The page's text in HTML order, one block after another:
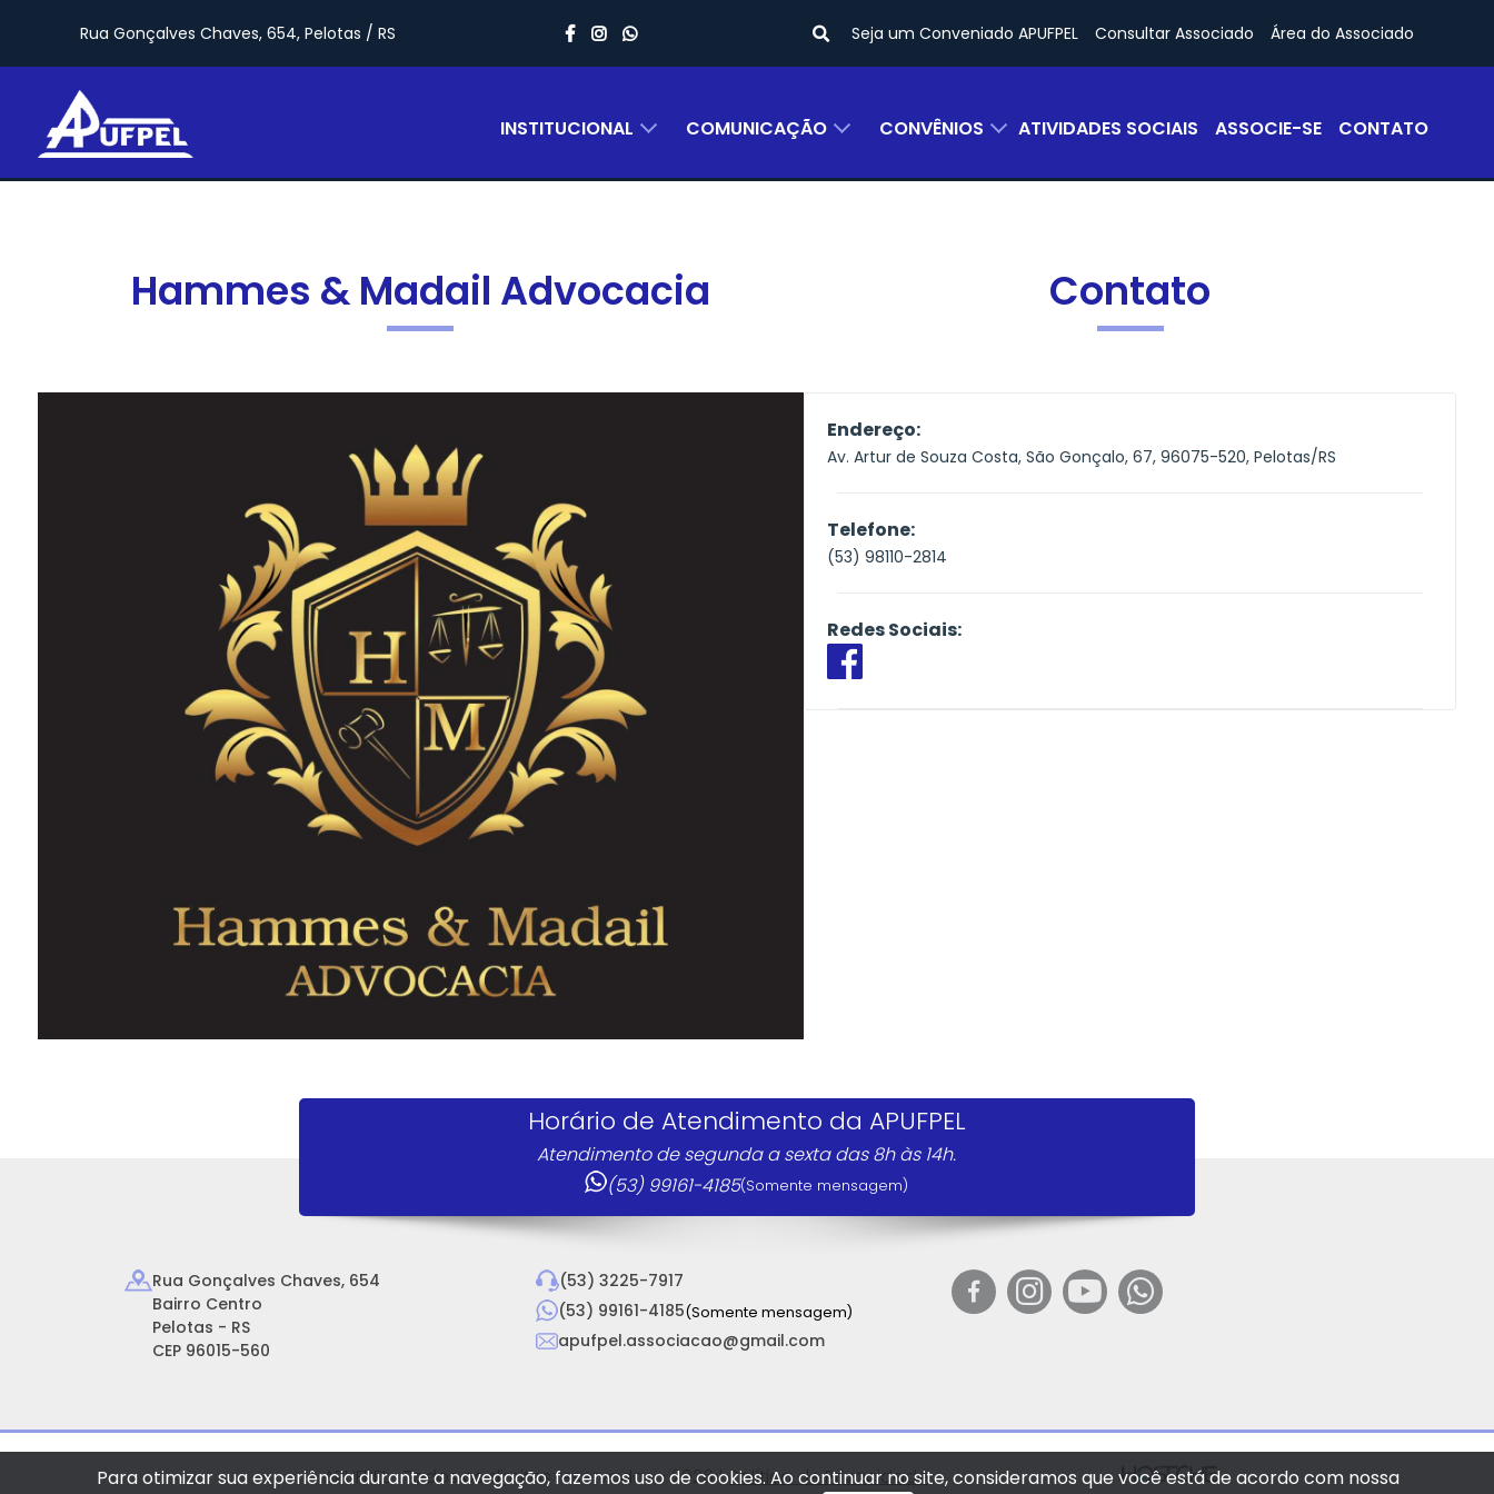
Rua Gonçalves Chaves, 654, Pelotas / RS Seja um Conveniado APUFPEL Consultar Associado Área do Associado
INSTITUCIONAL COMUNICAÇÃO CONVÊNIOS ATIVIDADES SOCIAIS ASSOCIE-SE CONTATO
Hammes & Madail Advocacia Contato
Endereço:
Av. Artur de Souza Costa, São Gonçalo, 67, 96075-520, Pelotas/RS
Telefone:
(53) 98110-2814
Redes Sociais:
Horário de Atendimento da APUFPEL
Atendimento de segunda a sexta das 8h às 14h.
(53) 99161-4185(Somente mensagem)
Rua Gonçalves Chaves, 654
Bairro Centro
Pelotas - RS
CEP 96015-560
(53) 3225-7917
(53) 99161-4185(Somente mensagem)
apufpel.associacao@gmail.com
APUFPEL- Todos os direitos reservados - 2026 | Política de Privacidade
Para otimizar sua experiência durante a navegação, fazemos uso de cookies. Ao continuar no site, consideramos que você está de acordo com nossa